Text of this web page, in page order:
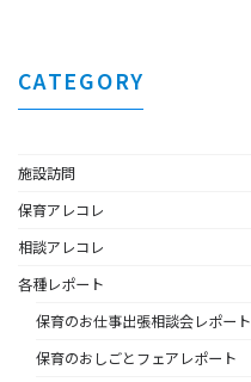
CATEGORY
施設訪問
保育アレコレ
相談アレコレ
各種レポート
保育のお仕事出張相談会レポート
保育のおしごとフェアレポート